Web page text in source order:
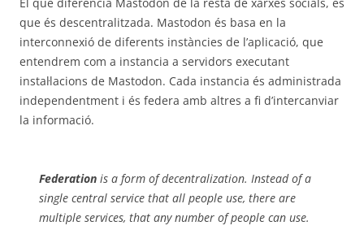
que és descentralitzada. Mastodon és basa en la
interconnexió de diferents instàncies de l’aplicació, que
entendrem com a instancia a servidors executant
instal·lacions de Mastodon. Cada instancia és administrada
independentment i és federa amb altres a fi d’intercanviar
la informació.
Federation is a form of decentralization. Instead of a
single central service that all people use, there are
multiple services, that any number of people can use.